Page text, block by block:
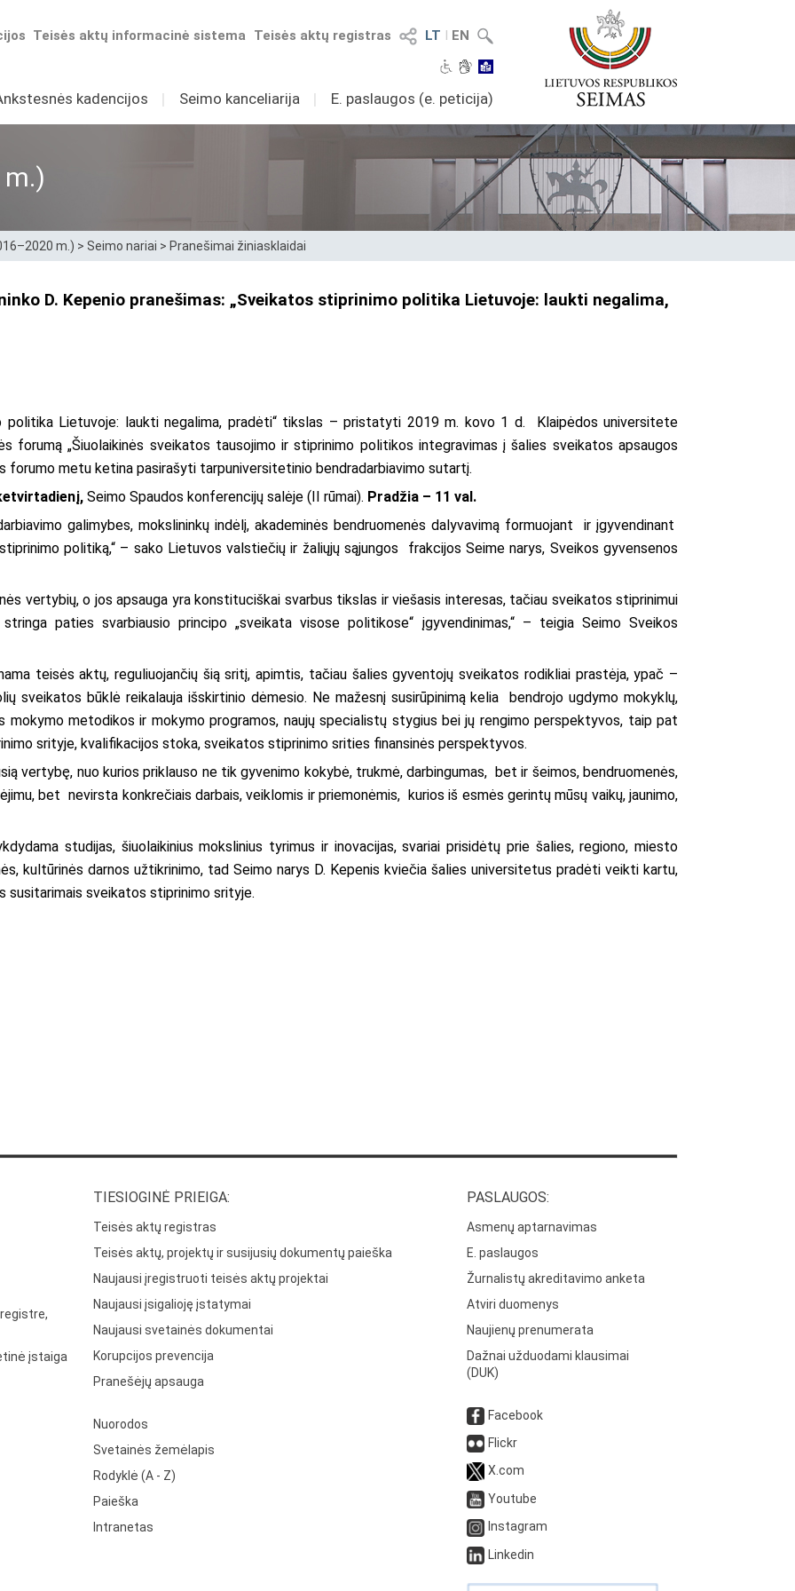
LT I EN
Teisės aktų registras
Teisės aktų informacinė sistema
kadencijos I Seimo kanceliarija I E. paslaugos (e. peticija)
m.) > Seimo nariai > Pranešimai žiniasklaidai
D. Kepenio pranešimas: „Sveikatos stiprinimo politika Lietuvoje: laukti negalima,
politika Lietuvoje: laukti negalima, pradėti“ tikslas – pristatyti 2019 m. kovo 1 d. Klaipėdos universitete
forumą „Šiuolaikinės sveikatos tausojimo ir stiprinimo politikos integravimas į šalies sveikatos apsaugos
forumo metu ketina pasirašyti tarpuniversitetinio bendradarbiavimo sutartį.
Seimo Spaudos konferencijų salėje (II rūmai). Pradžia – 11 val.
galimybes, mokslininkų indėlį, akademinės bendruomenės dalyvavimą formuojant ir įgyvendinant
politiką,“ – sako Lietuvos valstiečių ir žaliųjų sąjungos frakcijos Seime narys, Sveikos gyvensenos
vertybių, o jos apsauga yra konstituciškai svarbus tikslas ir viešasis interesas, tačiau sveikatos stiprinimui
stringa paties svarbiausio principo „sveikata visose politikose“ įgyvendinimas,“ – teigia Seimo Sveikos
teisės aktų, reguliuojančių šią sritį, apimtis, tačiau šalies gyventojų sveikatos rodikliai prastėja, ypač –
sveikatos būklė reikalauja išskirtinio dėmesio. Ne mažesnį susirūpinimą kelia bendrojo ugdymo mokyklų,
mokymo metodikos ir mokymo programos, naujų specialistų stygius bei jų rengimo perspektyvos, taip pat
srityje, kvalifikacijos stoka, sveikatos stiprinimo srities finansinės perspektyvos.
vertybę, nuo kurios priklauso ne tik gyvenimo kokybė, trukmė, darbingumas, bet ir šeimos, bendruomenės,
bet nevirsta konkrečiais darbais, veiklomis ir priemonėmis, kurios iš esmės gerintų mūsų vaikų, jaunimo,
studijas, šiuolaikinius mokslinius tyrimus ir inovacijas, svariai prisidėtų prie šalies, regiono, miesto
kultūrinės darnos užtikrinimo, tad Seimo narys D. Kepenis kviečia šalies universitetus pradėti veikti kartu,
susitarimais sveikatos stiprinimo srityje.
įstaiga
TIESIOGINĖ PRIEIGA:
Teisės aktų registras
Teisės aktų, projektų ir susijusių dokumentų paieška
Naujausi įregistruoti teisės aktų projektai
Naujausi įsigalioję įstatymai
Naujausi svetainės dokumentai
Korupcijos prevencija
Pranešėjų apsauga
Nuorodos
Svetainės žemėlapis
Rodyklė (A - Z)
Paieška
Intranetas
PASLAUGOS:
Asmenų aptarnavimas
E. paslaugos
Žurnalistų akreditavimo anketa
Atviri duomenys
Naujienų prenumerata
Dažnai užduodami klausimai
(DUK)
Facebook
Flickr
X.com
Youtube
Instagram
Linkedin